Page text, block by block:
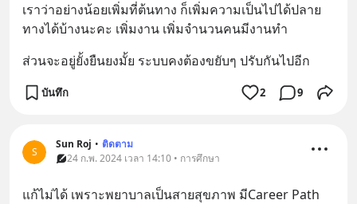
เราว่าอย่างน้อยเพิ่มที่ต้นทาง ก็เพิ่มความเป็นไปได้ปลาย
ทางได้บ้างนะคะ เพิ่มงาน เพิ่มจำนวนคนมีงานทำ
ส่วนจะอยู่ยั้งยืนยงมั้ย ระบบคงต้องขยับๆ ปรับกันไปอีก
บันทึก 2 9
S
Sun Roj • ติดตาม
24 ก.พ. 2024 เวลา 14:10 • การศึกษา
แก้ไม่ได้ เพราะพยาบาลเป็นสายสุขภาพ มีCareer Path